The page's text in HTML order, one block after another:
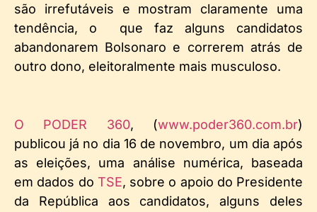
são irrefutáveis e mostram claramente uma
tendência, o que faz alguns candidatos
abandonarem Bolsonaro e correrem atrás de
outro dono, eleitoralmente mais musculoso.
O PODER 360, (www.poder360.com.br)
publicou já no dia 16 de novembro, um dia após
as eleições, uma análise numérica, baseada
em dados do TSE, sobre o apoio do Presidente
da República aos candidatos, alguns deles